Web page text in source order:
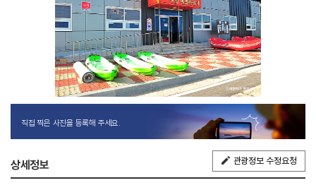
직접 찍은 사진을 등록해 주세요.
상세정보 관광정보 수정요청